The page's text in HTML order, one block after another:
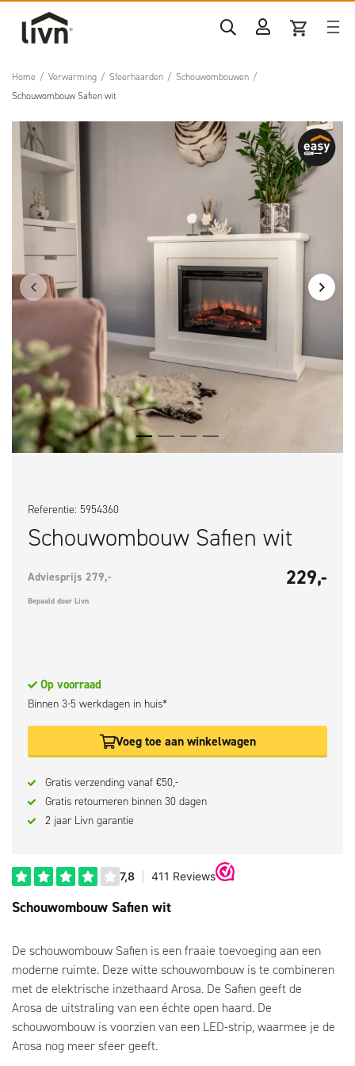
Home / Verwarming / Sfeerhaarden / Schouwombouwen /
Schouwombouw Safien wit
Referentie: 5954360
Schouwombouw Safien wit
Adviesprijs 279,-
Bepaald door Livn
229,-
Op voorraad
Binnen 3-5 werkdagen in huis*
Voeg toe aan winkelwagen
Gratis verzending vanaf €50,-
Gratis retourneren binnen 30 dagen
2 jaar Livn garantie
Schouwombouw Safien wit
De schouwombouw Safien is een fraaie toevoeging aan een
moderne ruimte. Deze witte schouwombouw is te combineren
met de elektrische inzethaard Arosa. De Safien geeft de
Arosa de uitstraling van een échte open haard. De
schouwombouw is voorzien van een LED-strip, waarmee je de
Arosa nog meer sfeer geeft.